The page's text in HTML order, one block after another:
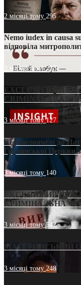
2 місяці тому 295
Nemo iudex in causa
відповіла
3 місяці тому213
EXCLUSIVE
CRIMINAL
3 місяці тому127
Від віолончелі до
Грузинської
3 місяці тому 140
ЕКСКЛЮЗИВ
КРИМІНАЛЬНА
3 місяці тому542
МАТЕРИНСЬКИЙ
3 місяці тому248